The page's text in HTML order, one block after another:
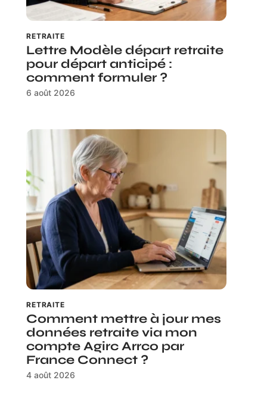
RETRAITE
Lettre Modèle départ retraite
pour départ anticipé :
comment formuler ?
6 août 2026
RETRAITE
Comment mettre à jour mes
données retraite via mon
compte Agirc Arrco par
France Connect ?
4 août 2026